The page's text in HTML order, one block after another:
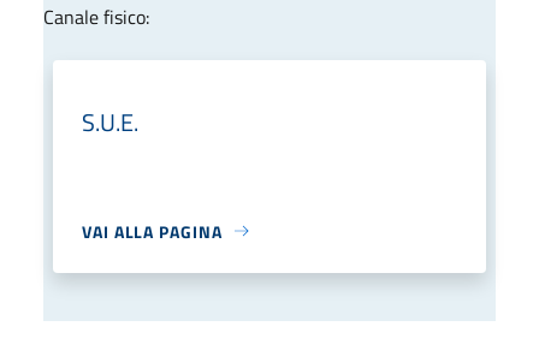
Canale fisico:
S.U.E.
VAI ALLA PAGINA